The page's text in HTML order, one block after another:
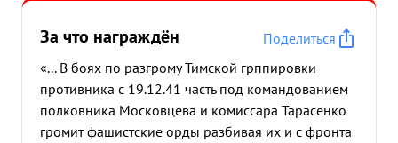
За что награждён
Поделиться
«... В боях по разгрому Тимской грппировки
противника с 19.12.41 часть под командованием
полковника Московцева и комиссара Тарасенко
громит фашистские орды разбивая их и с фронта